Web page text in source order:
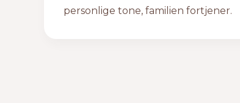
personlige tone, familien fortjener.